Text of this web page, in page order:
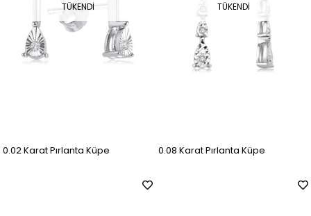
TÜKENDI
0.02 Karat Pırlanta Küpe
TÜKENDI
0.08 Karat Pırlanta Küpe